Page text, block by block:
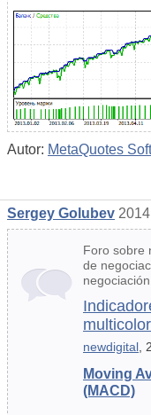
Autor: MetaQuotes
Sergey Golubev
Foro sobre
de
negociación
multicolor
newdigital ,
Moving
(MACD)